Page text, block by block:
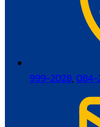
999-2028,084-